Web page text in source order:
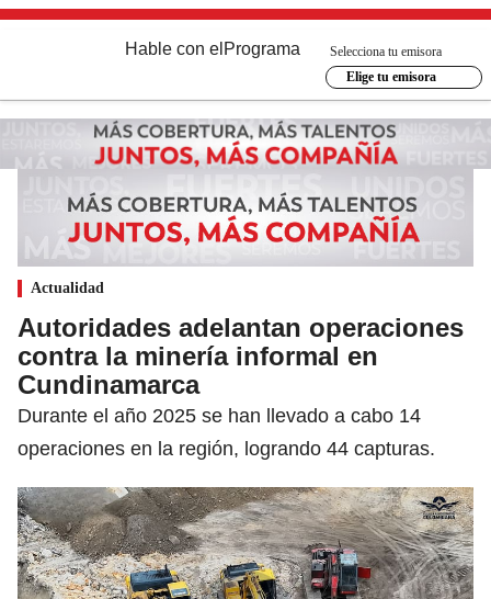
Hable con el Programa
Selecciona tu emisora
Elige tu emisora
Actualidad
Autoridades adelantan operaciones
contra la minería informal en
Cundinamarca
Durante el año 2025 se han llevado a cabo 14
operaciones en la región, logrando 44 capturas.